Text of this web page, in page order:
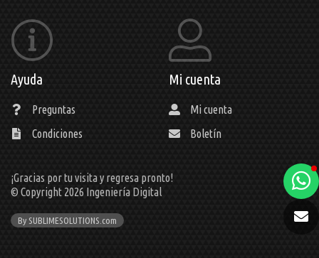
Ayuda
Preguntas
Condiciones
Mi cuenta
Mi cuenta
Boletín
¡Gracias por tu visita y regresa pronto!
© Copyright 2026 Ingeniería Digital
By SUBLIMESOLUTIONS.com